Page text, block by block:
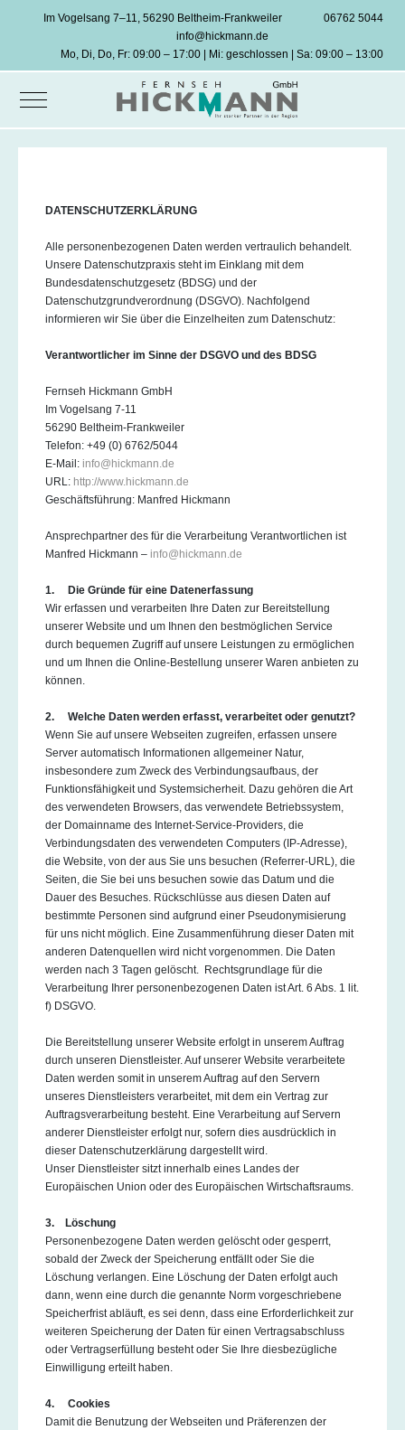
Im Vogelsang 7–11, 56290 Beltheim-Frankweiler
06762 5044
info@hickmann.de
Mo, Di, Do, Fr: 09:00 – 17:00 | Mi: geschlossen | Sa: 09:00 – 13:00
Mobile Menu Toggle
DATENSCHUTZERKLÄRUNG
Alle personenbezogenen Daten werden vertraulich behandelt.
Unsere Datenschutzpraxis steht im Einklang mit dem
Bundesdatenschutzgesetz (BDSG) und der
Datenschutzgrundverordnung (DSGVO). Nachfolgend
informieren wir Sie über die Einzelheiten zum Datenschutz:
Verantwortlicher im Sinne der DSGVO und des BDSG
Fernseh Hickmann GmbH
Im Vogelsang 7-11
56290 Beltheim-Frankweiler
Telefon: +49 (0) 6762/5044
E-Mail: info@hickmann.de
URL: http://www.hickmann.de
Geschäftsführung: Manfred Hickmann
Ansprechpartner des für die Verarbeitung Verantwortlichen ist
Manfred Hickmann – info@hickmann.de
1. Die Gründe für eine Datenerfassung
Wir erfassen und verarbeiten Ihre Daten zur Bereitstellung
unserer Website und um Ihnen den bestmöglichen Service
durch bequemen Zugriff auf unsere Leistungen zu ermöglichen
und um Ihnen die Online-Bestellung unserer Waren anbieten zu
können.
2. Welche Daten werden erfasst, verarbeitet oder genutzt?
Wenn Sie auf unsere Webseiten zugreifen, erfassen unsere
Server automatisch Informationen allgemeiner Natur,
insbesondere zum Zweck des Verbindungsaufbaus, der
Funktionsfähigkeit und Systemsicherheit. Dazu gehören die Art
des verwendeten Browsers, das verwendete Betriebssystem,
der Domainname des Internet-Service-Providers, die
Verbindungsdaten des verwendeten Computers (IP-Adresse),
die Website, von der aus Sie uns besuchen (Referrer-URL), die
Seiten, die Sie bei uns besuchen sowie das Datum und die
Dauer des Besuches. Rückschlüsse aus diesen Daten auf
bestimmte Personen sind aufgrund einer Pseudonymisierung
für uns nicht möglich. Eine Zusammenführung dieser Daten mit
anderen Datenquellen wird nicht vorgenommen. Die Daten
werden nach 3 Tagen gelöscht. Rechtsgrundlage für die
Verarbeitung Ihrer personenbezogenen Daten ist Art. 6 Abs. 1 lit.
f) DSGVO.
Die Bereitstellung unserer Website erfolgt in unserem Auftrag
durch unseren Dienstleister. Auf unserer Website verarbeitete
Daten werden somit in unserem Auftrag auf den Servern
unseres Dienstleisters verarbeitet, mit dem ein Vertrag zur
Auftragsverarbeitung besteht. Eine Verarbeitung auf Servern
anderer Dienstleister erfolgt nur, sofern dies ausdrücklich in
dieser Datenschutzerklärung dargestellt wird.
Unser Dienstleister sitzt innerhalb eines Landes der
Europäischen Union oder des Europäischen Wirtschaftsraums.
3. Löschung
Personenbezogene Daten werden gelöscht oder gesperrt,
sobald der Zweck der Speicherung entfällt oder Sie die
Löschung verlangen. Eine Löschung der Daten erfolgt auch
dann, wenn eine durch die genannte Norm vorgeschriebene
Speicherfrist abläuft, es sei denn, dass eine Erforderlichkeit zur
weiteren Speicherung der Daten für einen Vertragsabschluss
oder Vertragserfüllung besteht oder Sie Ihre diesbezügliche
Einwilligung erteilt haben.
4. Cookies
Damit die Benutzung der Webseiten und Präferenzen der